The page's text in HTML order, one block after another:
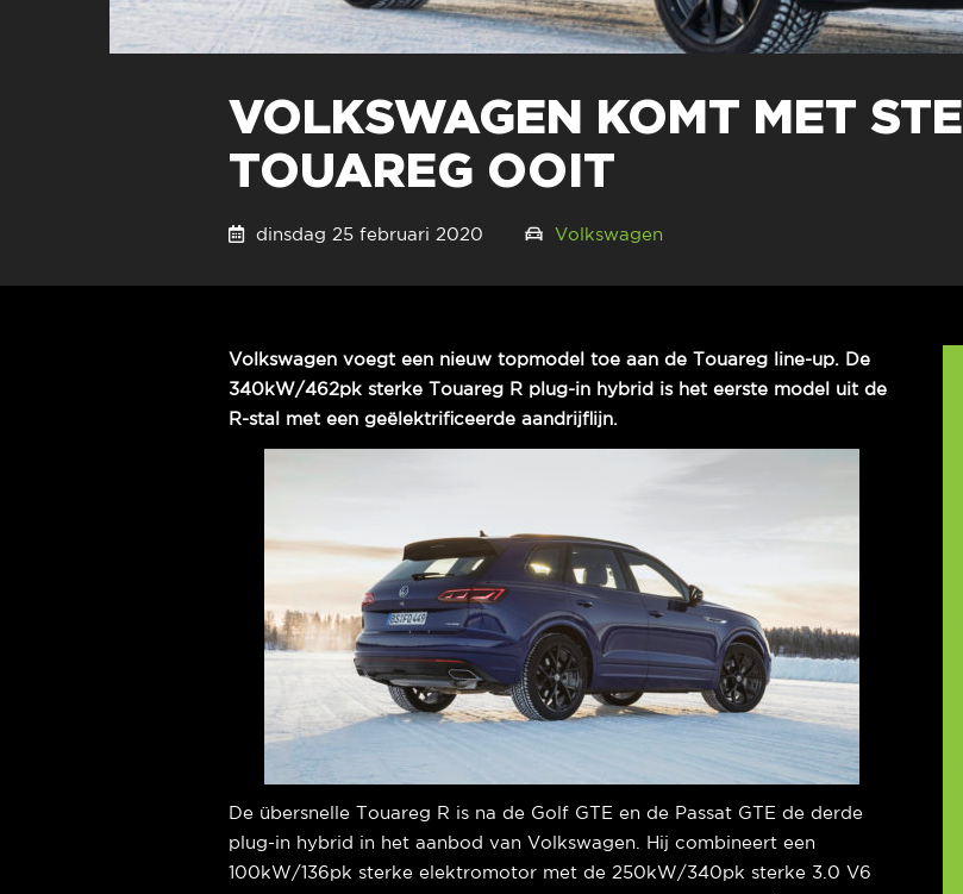
VOLKSWAGEN KOMT MET
TOUAREG OOIT
dinsdag 25 februari 2020 Volkswagen
Volkswagen voegt een nieuw topmodel toe aan de Touareg line-up. De
340kW/462pk sterke Touareg R plug-in hybrid is het eerste model uit de
R-stal met een geëlektrificeerde aandrijflijn.
De übersnelle Touareg R is na de Golf GTE en de Passat GTE de derde
plug-in hybrid in het aanbod van Volkswagen. Hij combineert een
100kW/136pk sterke elektromotor met de 250kW/340pk sterke 3.0 V6